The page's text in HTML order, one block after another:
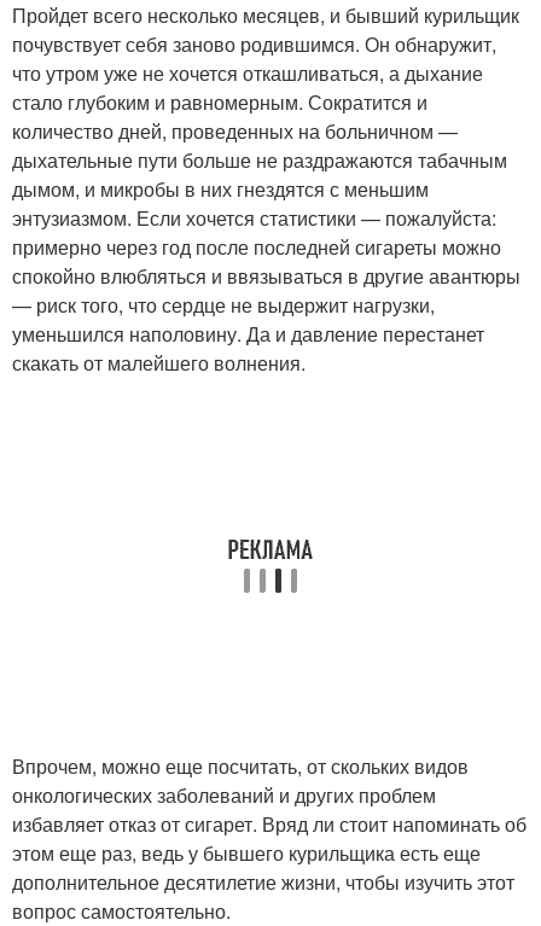
Пройдет всего несколько месяцев, и бывший курильщик
почувствует себя заново родившимся. Он обнаружит,
что утром уже не хочется откашливаться, а дыхание
стало глубоким и равномерным. Сократится и
количество дней, проведенных на больничном —
дыхательные пути больше не раздражаются табачным
дымом, и микробы в них гнездятся с меньшим
энтузиазмом. Если хочется статистики — пожалуйста:
примерно через год после последней сигареты можно
спокойно влюбляться и ввязываться в другие авантюры
— риск того, что сердце не выдержит нагрузки,
уменьшился наполовину. Да и давление перестанет
скакать от малейшего волнения.
Впрочем, можно еще посчитать, от скольких видов
онкологических заболеваний и других проблем
избавляет отказ от сигарет. Вряд ли стоит напоминать об
этом еще раз, ведь у бывшего курильщика есть еще
дополнительное десятилетие жизни, чтобы изучить этот
вопрос самостоятельно.